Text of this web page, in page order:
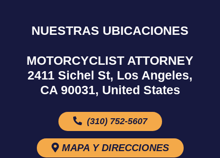
NUESTRAS UBICACIONES
MOTORCYCLIST ATTORNEY
2411 Sichel St, Los Angeles,
CA 90031, United States
(310) 752-5607
MAPA Y DIRECCIONES